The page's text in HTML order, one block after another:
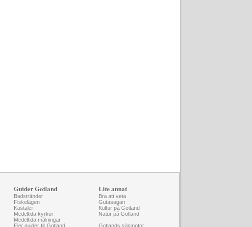
Guider Gotland
Badstränder
Fiskelägen
Kastaler
Medeltida kyrkor
Medeltida målningar
Fler guider till Gotland
Lite annat
Bra att veta
Gutasagan
Kultur på Gotland
Natur på Gotland
Gotlands sökmotor